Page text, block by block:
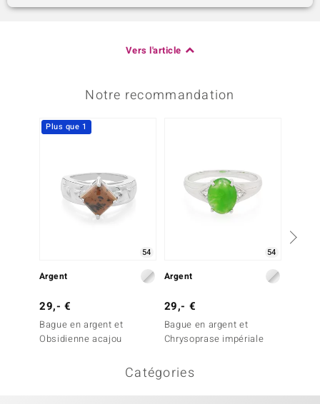
Vers l'article
Notre recommandation
Plus que 1
54
Argent
29,- €
Bague en argent et
Obsidienne acajou
54
Argent
29,- €
Bague en argent et
Chrysoprase impériale
Catégories